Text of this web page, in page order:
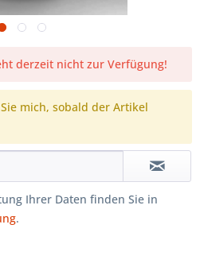
derzeit nicht zur Verfügung!
mich, sobald der Artikel
Ihrer Daten finden Sie in
.